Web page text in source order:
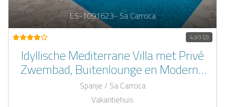
ES-1091623- Sa Carroca
4,93 (2)
Idyllische Mediterrane Villa met Privé
Zwembad, Buitenlounge en Moderne
Comforts, Slechts Minuten van Playa
Den Bossa!
Spanje / Sa Carroca
Vakantiehuis